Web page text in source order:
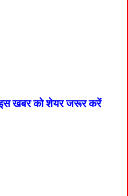
इस खबर को शेयर जरूर करें